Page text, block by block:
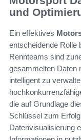
und
Ein effektives
entscheidende Rolle
Rennteams sind
gesammelten Daten
intelligent zu
die auf Grundlage
Schlüssel zum
Datenvisualisierung